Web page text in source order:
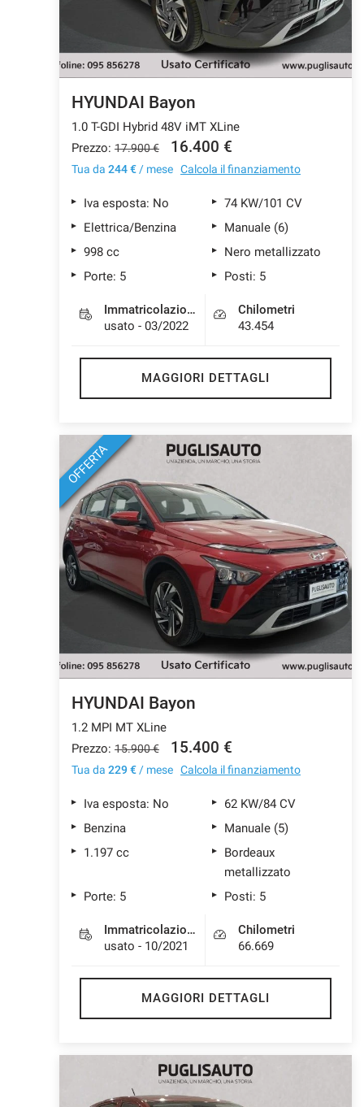
HYUNDAI Bayon
1.0 T-GDI Hybrid 48V iMT XLine
Prezzo: 17.900 € 16.400 €
Tua da 244 € / mese Calcola il finanziamento
Iva esposta: No
74 KW/101 CV
Elettrica/Benzina
Manuale (6)
998 cc
Nero metallizzato
Porte: 5
Posti: 5
Immatricolazione
usato - 03/2022
Chilometri
43.454
MAGGIORI DETTAGLI
OFFERTA
HYUNDAI Bayon
1.2 MPI MT XLine
Prezzo: 15.900 € 15.400 €
Tua da 229 € / mese Calcola il finanziamento
Iva esposta: No
62 KW/84 CV
Benzina
Manuale (5)
1.197 cc
Bordeaux
metallizzato
Porte: 5
Posti: 5
Immatricolazione
usato - 10/2021
Chilometri
66.669
MAGGIORI DETTAGLI